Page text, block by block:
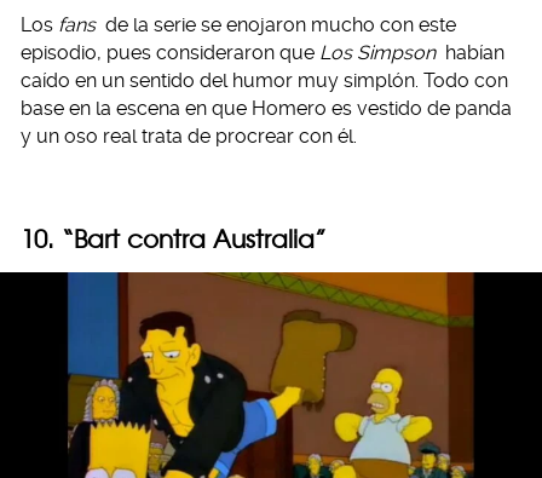
Los fans de la serie se enojaron mucho con este
episodio, pues consideraron que Los Simpson habían
caído en un sentido del humor muy simplón. Todo con
base en la escena en que Homero es vestido de panda
y un oso real trata de procrear con él.
10. “Bart contra Australia”